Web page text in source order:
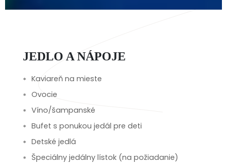
JEDLO A NÁPOJE
Kaviareň na mieste
Ovocie
Víno/šampanské
Bufet s ponukou jedál pre deti
Detské jedlá
Špeciálny jedálny lístok (na požiadanie)